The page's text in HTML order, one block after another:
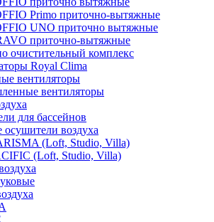
Primo приточно-вытяжные
UNO приточно вытяжные
приточно-вытяжные
очистительный комплекс
Royal Clima
вентиляторы
вентиляторы
для бассейнов
воздуха
(Loft, Studio, Villa)
(Loft, Studio, Villa)